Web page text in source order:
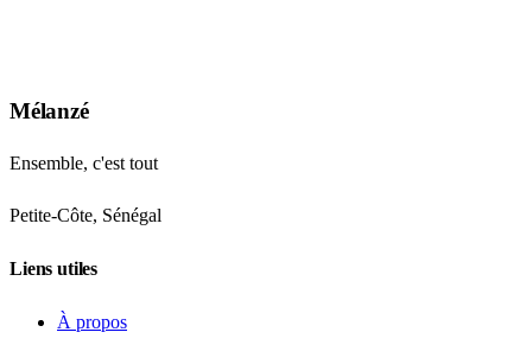
Mélanzé
Ensemble, c'est tout
Petite-Côte, Sénégal
Liens utiles
À propos